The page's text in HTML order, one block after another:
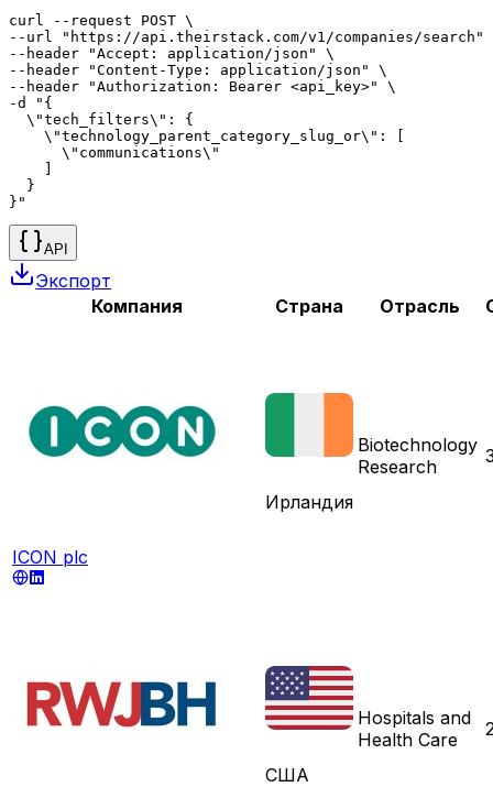
curl --request POST \
--url "https://api.theirstack.com/v1/companies/search"
--header "Accept: application/json" \
--header "Content-Type: application/json" \
--header "Authorization: Bearer <api_key>" \
-d "{
  \"tech_filters\": {
    \"technology_parent_category_slug_or\": [
      \"communications\"
    ]
  }
}"
API
Экспорт
Компания
Страна Отрасль
ICON plc
Ирландия
Biotechnology
Research
США
Hospitals and
Health Care